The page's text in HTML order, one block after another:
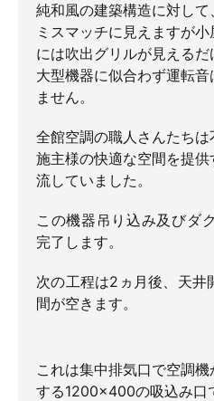
純和風の建築構造に対し
ミスマッチに見えますが
には吹出グリルが見えるだ
大型機器に似合わず運転
ません。
全館空調の職人さんたち
施主様の快適な空間を提
流していました。
この機器吊り込み及びダ
完了します。
次の工程は2ヵ月後、天井
間が空きます。
これは集中排気口で空調
する1200×400の吸込み口